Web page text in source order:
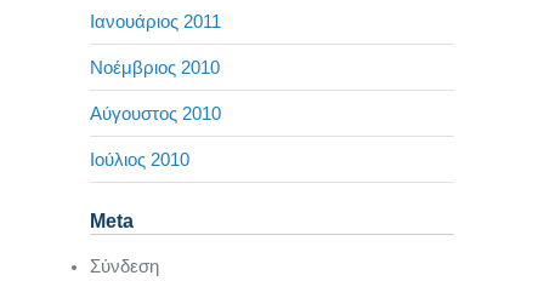
Ιανουάριος 2011
Νοέμβριος 2010
Αύγουστος 2010
Ιούλιος 2010
Meta
Σύνδεση